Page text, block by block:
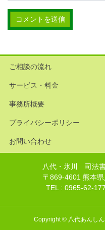
ご相談の流れ
サービス・料金
事務所概要
プライバシーポリシー
お問い合わせ
八代・氷川 司法
〒869-4601 熊本
TEL : 0965-62-
Copyright © 八代あんし